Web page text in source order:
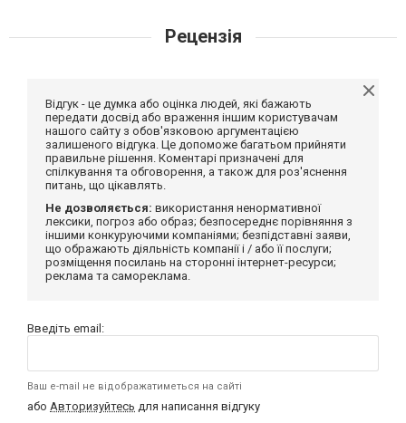
Рецензія
Відгук - це думка або оцінка людей, які бажають
передати досвід або враження іншим користувачам
нашого сайту з обов'язковою аргументацією
залишеного відгука. Це допоможе багатьом прийняти
правильне рішення. Коментарі призначені для
спілкування та обговорення, а також для роз'яснення
питань, що цікавлять.
Не дозволяється: використання ненормативної
лексики, погроз або образ; безпосереднє порівняння з
іншими конкуруючими компаніями; безпідставні заяви,
що ображають діяльність компанії і / або її послуги;
розміщення посилань на сторонні інтернет-ресурси;
реклама та самореклама.
Введіть email:
Ваш e-mail не відображатиметься на сайті
або Авторизуйтесь для написання відгуку